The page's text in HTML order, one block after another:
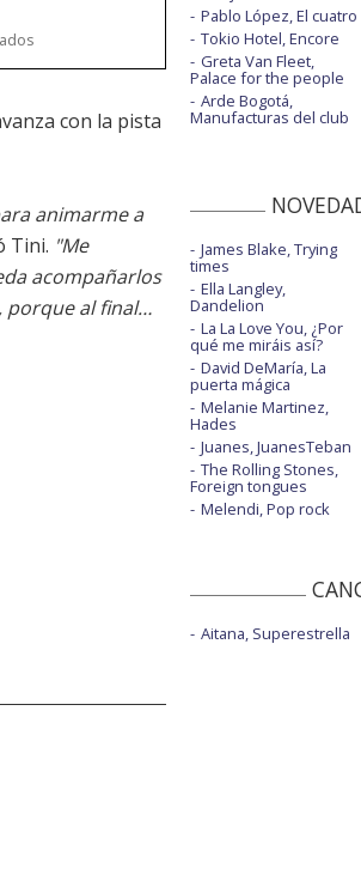
con la pista
animarme a
Tini. "Me
acompañarlos
porque al final…
Pablo López, El cuatro
Tokio Hotel, Encore
Greta Van Fleet,
Palace for the people
Arde Bogotá,
Manufacturas del club
James Blake, Trying
times
Ella Langley,
Dandelion
La La Love You, ¿Por
qué me miráis así?
David DeMaría, La
puerta mágica
Melanie Martinez,
Hades
Juanes, JuanesTeban
The Rolling Stones,
Foreign tongues
Melendi, Pop rock
Aitana, Superestrella